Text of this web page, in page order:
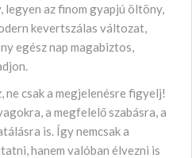
legyen az finom gyapjú öltöny,
kevertszálas változat,
egész nap magabiztos,
ne csak a megjelenésre figyelj!
a megfelelő szabásra, a
is. Így nemcsak a
hanem valóban élvezni is